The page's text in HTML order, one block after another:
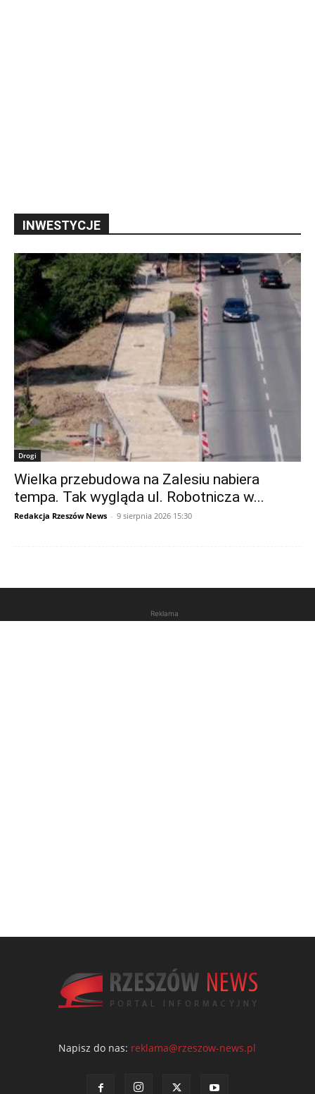
INWESTYCJE
Drogi
Wielka przebudowa na Zalesiu nabiera
tempa. Tak wygląda ul. Robotnicza w...
Redakcja Rzeszów News - 9 sierpnia 2026 15:30
Reklama
Napisz do nas: reklama@rzeszow-news.pl